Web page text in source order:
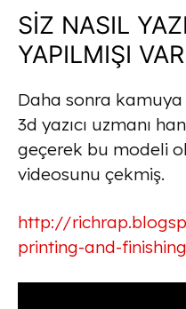
SİZ NASIL
YAPILMIŞI
Daha sonra
3d yazıcı uzmanı
geçerek bu modeli
videosunu çekmiş.
http://
printing-and-